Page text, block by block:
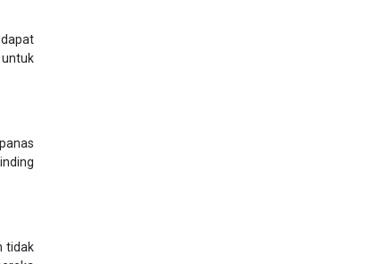
tidak